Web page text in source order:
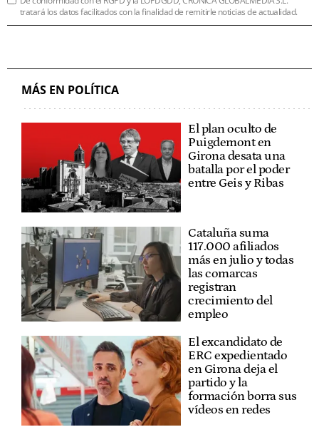
tratará los datos facilitados con la finalidad de remitirle noticias de actualidad.
MÁS EN POLÍTICA
El plan oculto de
Puigdemont en
Girona desata una
batalla por el poder
entre Geis y Ribas
Cataluña suma
117.000 afiliados
más en julio y todas
las comarcas
registran
crecimiento del
empleo
El excandidato de
ERC expedientado
en Girona deja el
partido y la
formación borra sus
vídeos en redes